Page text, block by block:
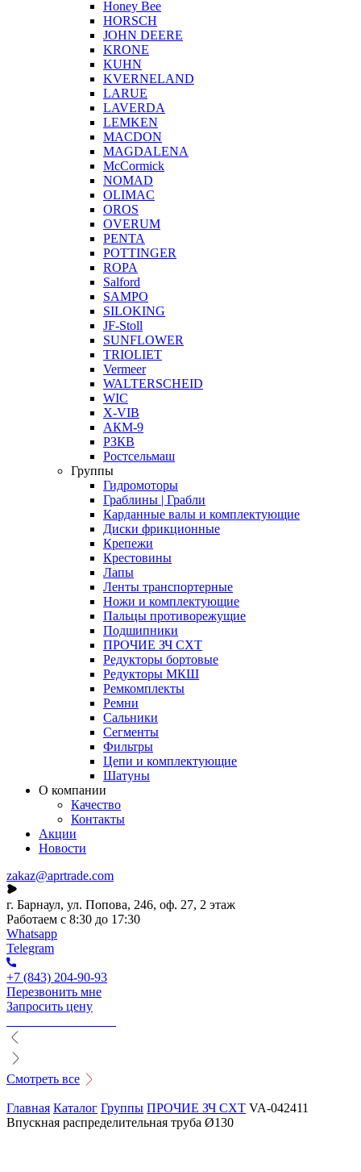
Honey Bee
HORSCH
JOHN DEERE
KRONE
KUHN
KVERNELAND
LARUE
LAVERDA
LEMKEN
MACDON
MAGDALENA
McCormick
NOMAD
OLIMAC
OROS
OVERUM
PENTA
POTTINGER
ROPA
Salford
SAMPO
SILOKING
JF-Stoll
SUNFLOWER
TRIOLIET
Vermeer
WALTERSCHEID
WIC
X-VIB
АКМ-9
РЗКВ
Ростсельмаш
Группы
Гидромоторы
Граблины | Грабли
Карданные валы и комплектующие
Диски фрикционные
Крепежи
Крестовины
Лапы
Ленты транспортерные
Ножи и комплектующие
Пальцы противорежущие
Подшипники
ПРОЧИЕ ЗЧ СХТ
Редукторы бортовые
Редукторы МКШ
Ремкомплекты
Ремни
Сальники
Сегменты
Фильтры
Цепи и комплектующие
Шатуны
О компании
Качество
Контакты
Акции
Новости
zakaz@aprtrade.com
г. Барнаул, ул. Попова, 246, оф. 27, 2 этаж
Работаем с 8:30 до 17:30
Whatsapp
Telegram
+7 (843) 204-90-93
Перезвонить мне
Запросить цену
Смотреть все
Главная Каталог Группы ПРОЧИЕ ЗЧ СХТ VA-042411
Впускная распределительная труба Ø130